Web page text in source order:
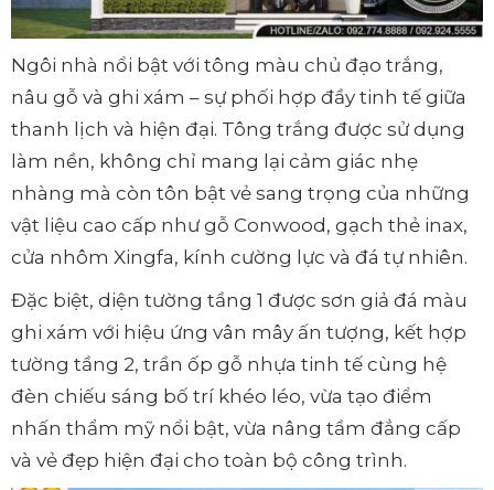
Ngôi nhà nổi bật với tông màu chủ đạo trắng,
nâu gỗ và ghi xám – sự phối hợp đầy tinh tế giữa
thanh lịch và hiện đại. Tông trắng được sử dụng
làm nền, không chỉ mang lại cảm giác nhẹ
nhàng mà còn tôn bật vẻ sang trọng của những
vật liệu cao cấp như gỗ Conwood, gạch thẻ inax,
cửa nhôm Xingfa, kính cường lực và đá tự nhiên.
Đặc biệt, diện tường tầng 1 được sơn giả đá màu
ghi xám với hiệu ứng vân mây ấn tượng, kết hợp
tường tầng 2, trần ốp gỗ nhựa tinh tế cùng hệ
đèn chiếu sáng bố trí khéo léo, vừa tạo điểm
nhấn thẩm mỹ nổi bật, vừa nâng tầm đẳng cấp
và vẻ đẹp hiện đại cho toàn bộ công trình.